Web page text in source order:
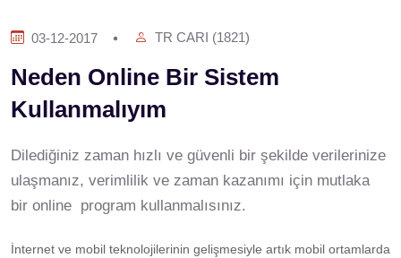
03-12-2017 TR CARI (1821)
Neden Online Bir Sistem
Kullanmalıyım
Dilediğiniz zaman hızlı ve güvenli bir şekilde verilerinize
ulaşmanız, verimlilik ve zaman kazanımı için mutlaka
bir online program kullanmalısınız.
İnternet ve mobil teknolojilerinin gelişmesiyle artık mobil ortamlarda